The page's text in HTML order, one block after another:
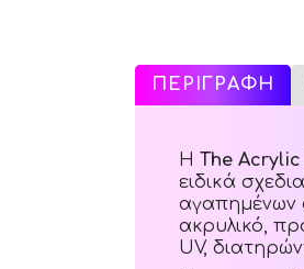
ΠΕΡΙΓΡΑΦΗ
ΗThe Acrylic
ειδικά
αγαπημένων
ακρυλικό,
UV,